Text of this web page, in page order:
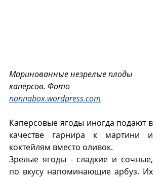
Маринованные незрелые плоды
каперсов. Фото
nonnabox.wordpress.com
Каперсовые ягоды иногда подают в
качестве гарнира к мартини и
коктейлям вместо оливок.
Зрелые ягоды - сладкие и сочные,
по вкусу напоминающие арбуз. Их